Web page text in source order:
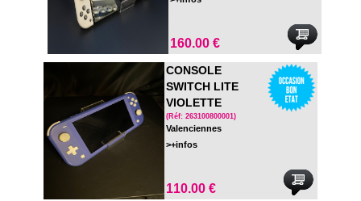
160.00 €
CONSOLE
SWITCH LITE
VIOLETTE
(Réf: 263100800001)
Valenciennes
>+infos
110.00 €